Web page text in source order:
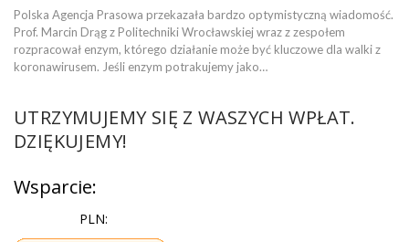
Polska Agencja Prasowa przekazała bardzo optymistyczną wiadomość.
Prof. Marcin Drąg z Politechniki Wrocławskiej wraz z zespołem
rozpracował enzym, którego działanie może być kluczowe dla walki z
koronawirusem. Jeśli enzym potrakujemy jako…
UTRZYMUJEMY SIĘ Z WASZYCH WPŁAT.
DZIĘKUJEMY!
Wsparcie:
PLN: